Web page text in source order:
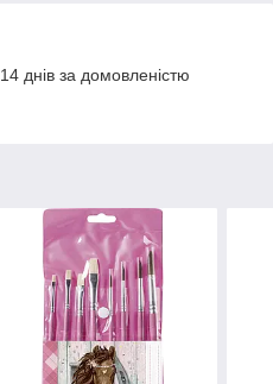
днів за домовленістю